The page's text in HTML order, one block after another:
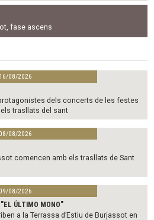
,fase ascens
08/2026
dels concerts de les festes
trasllats del sant
08/2026
comencen amb els trasllats de Sant
08/2026
ÚLTIMO MONO"
a la Terrassa d’Estiu de Burjassot en